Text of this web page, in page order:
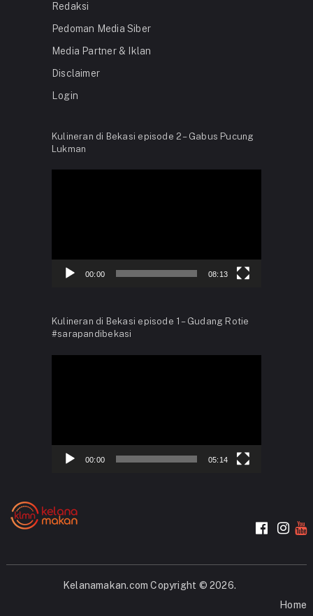
Redaksi
Pedoman Media Siber
Media Partner & Iklan
Disclaimer
Login
Kulineran di Bekasi episode 2 – Gabus Pucung
Lukman
00:00 08:13
Kulineran di Bekasi episode 1 – Gudang Rotie
#sarapandibekasi
00:00 05:14
Kelanamakan.com Copyright © 2026.
Home